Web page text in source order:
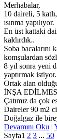
Merhabalar,
10 daireli, 5
ısınma yapılıyor.
En üst kattaki
kaldırdık..
Soba bacalarını
komşulardan
8 yıl sonra yeni
yaptırmak
Ortak alan
İNŞA
Çatımız da çok
Daireler 90 m2
Doğalgaz ile
Devamını Oku |
Sayfa1 2 3 ... 50